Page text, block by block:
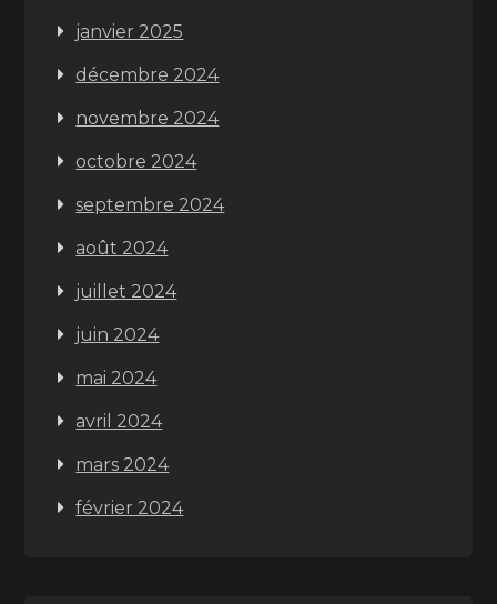
janvier 2025
décembre 2024
novembre 2024
octobre 2024
septembre 2024
août 2024
juillet 2024
juin 2024
mai 2024
avril 2024
mars 2024
février 2024